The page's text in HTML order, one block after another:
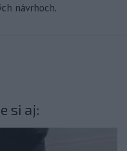
návrhoch.
si aj: